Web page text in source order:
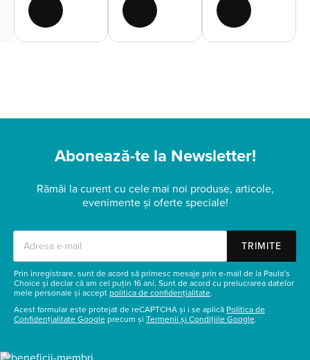
Abonează-te la Newsletter!
Rămâi la curent cu cele mai noi produse, articole,
evenimente și oferte speciale!
TRIMITE
Prin înregistrare, sunt de acord să primesc mesaje prin e-mail de la Paula’s
Choice și declar că am cel puțin 16 ani. Sunt de acord cu prelucrarea datelor
mele personale și accept politica de confidențialitate.
Acest formular este protejat de reCAPTCHA și i se aplică Politica de
Confidențialitate Google precum și Termenii și Condițiile Google.